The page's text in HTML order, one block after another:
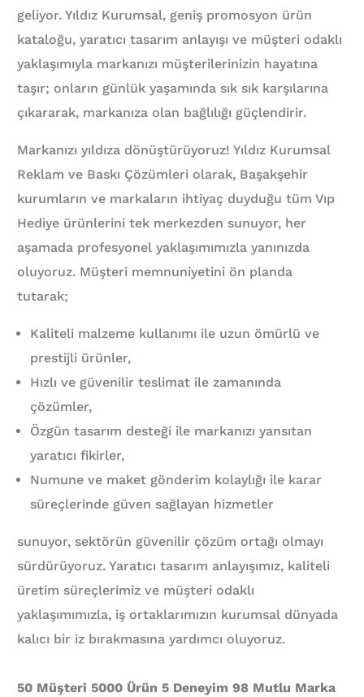
geliyor. Yıldız Kurumsal, geniş promosyon ürün
kataloğu, yaratıcı tasarım anlayışı ve müşteri odaklı
yaklaşımıyla markanızı müşterilerinizin hayatına
taşır; onların günlük yaşamında sık sık karşılarına
çıkararak, markanıza olan bağlılığı güçlendirir.
Markanızı yıldıza dönüştürüyoruz! Yıldız Kurumsal
Reklam ve Baskı Çözümleri olarak, Başakşehir
kurumların ve markaların ihtiyaç duyduğu tüm Vıp
Hediye ürünlerini tek merkezden sunuyor, her
aşamada profesyonel yaklaşımımızla yanınızda
oluyoruz. Müşteri memnuniyetini ön planda
tutarak;
Kaliteli malzeme kullanımı ile uzun ömürlü ve
prestijli ürünler,
Hızlı ve güvenilir teslimat ile zamanında
çözümler,
Özgün tasarım desteği ile markanızı yansıtan
yaratıcı fikirler,
Numune ve maket gönderim kolaylığı ile karar
süreçlerinde güven sağlayan hizmetler
sunuyor, sektörün güvenilir çözüm ortağı olmayı
sürdürüyoruz. Yaratıcı tasarım anlayışımız, kaliteli
üretim süreçlerimiz ve müşteri odaklı
yaklaşımımızla, iş ortaklarımızın kurumsal dünyada
kalıcı bir iz bırakmasına yardımcı oluyoruz.
50 Müşteri 5000 Ürün 5 Deneyim 98 Mutlu Marka